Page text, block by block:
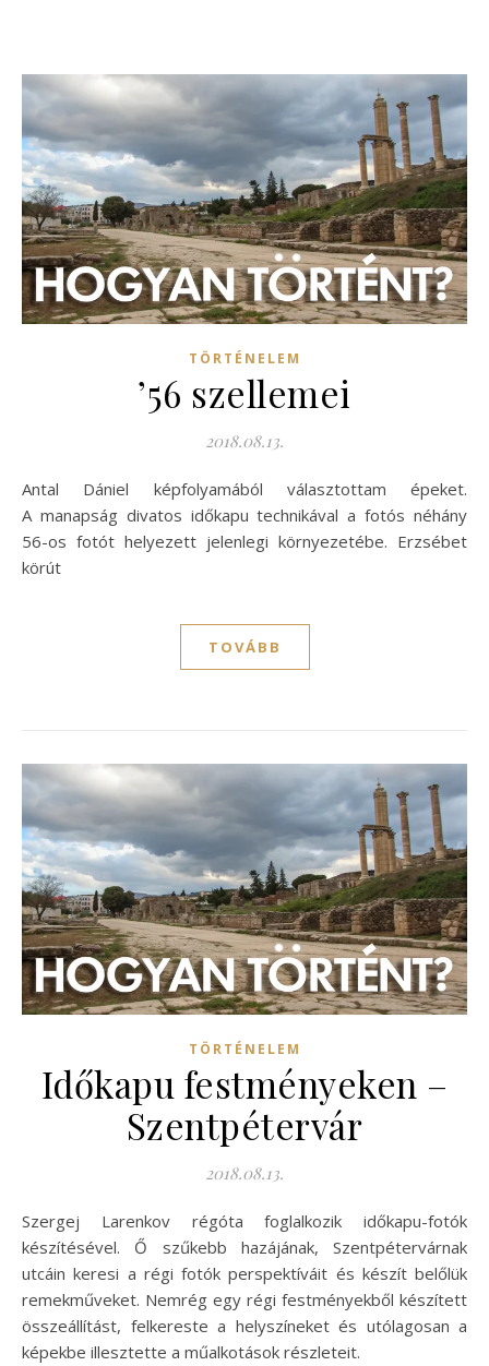
TÖRTÉNELEM
’56 szellemei
2018.08.13.
Antal Dániel képfolyamából választottam épeket.
A manapság divatos időkapu technikával a fotós néhány
56-os fotót helyezett jelenlegi környezetébe. Erzsébet
körút
TOVÁBB
TÖRTÉNELEM
Időkapu festményeken –
Szentpétervár
2018.08.13.
Szergej Larenkov régóta foglalkozik időkapu-fotók
készítésével. Ő szűkebb hazájának, Szentpétervárnak
utcáin keresi a régi fotók perspektíváit és készít belőlük
remekműveket. Nemrég egy régi festményekből készített
összeállítást, felkereste a helyszíneket és utólagosan a
képekbe illesztette a műalkotások részleteit.